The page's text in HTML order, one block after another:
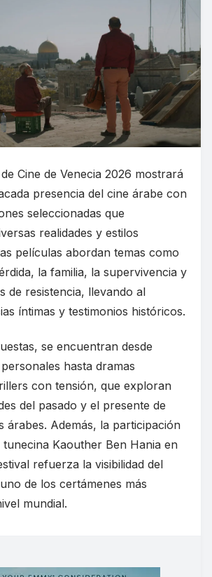
Cine de Venecia 2026 mostrará
presencia del cine árabe con
seleccionadas que
realidades y estilos
películas abordan temas como
la familia, la supervivencia y
de resistencia, llevando al
íntimas y testimonios históricos.
se encuentran desde
hasta dramas
con tensión, que exploran
del pasado y el presente de
árabes. Además, la participación
Kaouther Ben Hania en
refuerza la visibilidad del
de los certámenes más
mundial.